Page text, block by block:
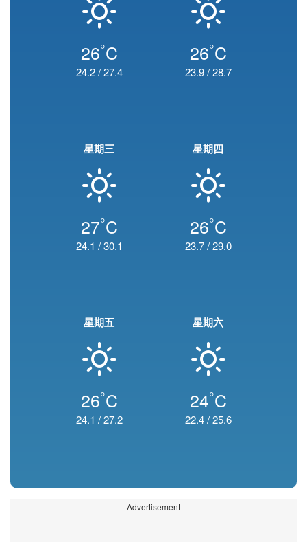
26°C
24.2/27.4
26°C
23.9/28.7
星期三
27°C
24.1 /30.1
星期四
26°C
23.7/29.0
星期五
26°C
24.1 /27.2
星期六
24°C
22.4/25.6
Advertisement